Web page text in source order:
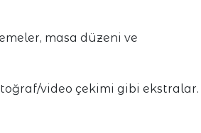
masa düzeni ve
video çekimi gibi ekstralar.